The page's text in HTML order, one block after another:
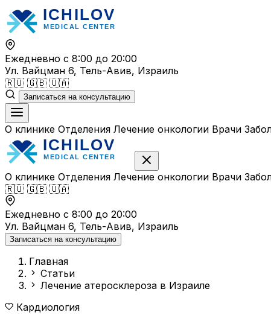
Перейти
к
содержимому
Ежедневно с 8:00 до 20:00
Ул. Вайцман 6, Тель-Авив, Израиль
🇷🇺 🇬🇧 🇺🇦
Записаться на консультацию
О клинике Отделения Лечение онкологии Врачи
О клинике Отделения Лечение онкологии Врачи
🇷🇺 🇬🇧 🇺🇦
Ежедневно с 8:00 до 20:00
Ул. Вайцман 6, Тель-Авив, Израиль
Записаться на консультацию
Главная
Статьи
Лечение атеросклероза в Израиле
Кардиология